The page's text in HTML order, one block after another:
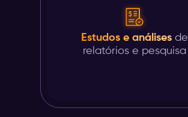
Estudos e análises de
relatórios e pesquisa